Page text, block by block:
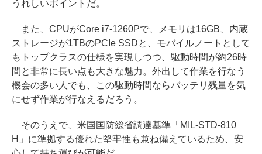
うれしいポイントだ。
また、CPUがCore i7-1260Pで、メモリは16GB、内蔵
ストレージが1TBのPCIe SSDと、モバイルノートとして
もトップクラスの仕様を実現しつつ、駆動時間が約26時
間と非常に長い点も大きな魅力。外出して作業を行なう
機会の多い人でも、この駆動時間ならバッテリ残量を気
にせず作業が行なえるだろう。
そのうえで、米国国防総省調達基準「MIL-STD-810
H」に準拠する優れた堅牢性も兼ね備えているため、安